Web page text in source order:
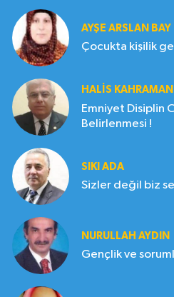
AYŞE ARSLAN BAY
Çocukta kişilik
HALIS KAHRAMAN
Emniyet Disiplin
Belirlenmesi !
SIKI ADA
Sizler değil biz
NURULLAH AYDIN
Gençlik ve